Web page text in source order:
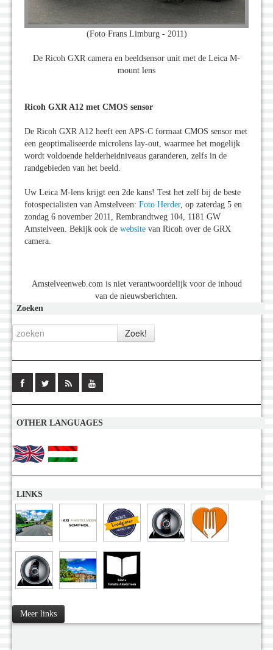
(Foto Frans Limburg - 2011)
De Ricoh GXR camera en beeldsensor unit met de Leica M-
mount lens
Ricoh GXR A12 met CMOS sensor
De Ricoh GXR A12 heeft een APS-C formaat CMOS sensor met
een geoptimaliseerde microlens lay-out, waarmee het mogelijk
wordt voldoende helderheidniveaus garanderen, zelfs in de
randgebieden van het beeld.
Uw Leica M-lens krijgt een 2de kans! Test het zelf bij de beste
fotospecialisten van Amstelveen: Foto Herder, op zaterdag 5 en
zondag 6 november 2011, Rembrandtweg 104, 1181 GW
Amstelveen. Bekijk ook de website van Ricoh over de GRX
camera.
Amstelveenweb.com is niet verantwoordelijk voor de inhoud
van de nieuwsberichten.
Zoeken
OTHER LANGUAGES
LINKS
Meer links